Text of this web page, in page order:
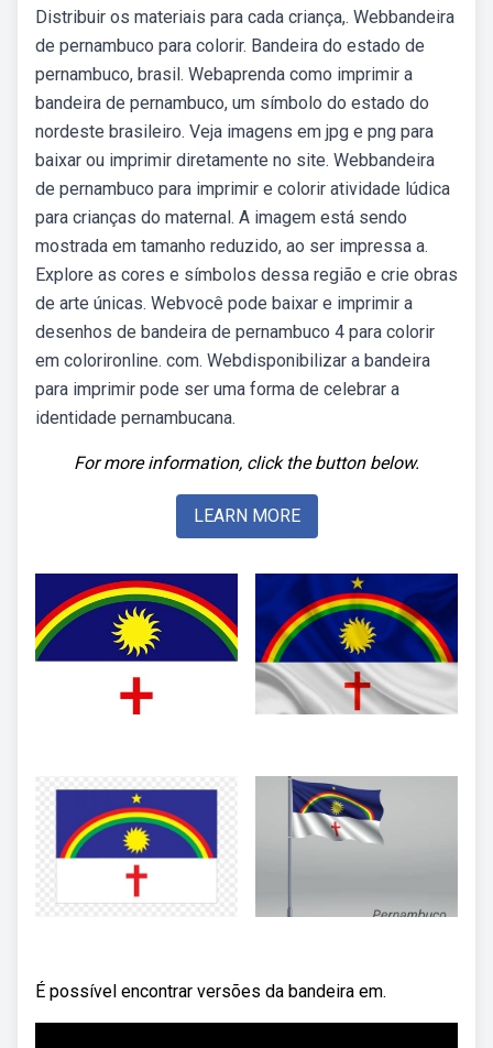
Distribuir os materiais para cada criança,. Webbandeira
de pernambuco para colorir. Bandeira do estado de
pernambuco, brasil. Webaprenda como imprimir a
bandeira de pernambuco, um símbolo do estado do
nordeste brasileiro. Veja imagens em jpg e png para
baixar ou imprimir diretamente no site. Webbandeira
de pernambuco para imprimir e colorir atividade lúdica
para crianças do maternal. A imagem está sendo
mostrada em tamanho reduzido, ao ser impressa a.
Explore as cores e símbolos dessa região e crie obras
de arte únicas. Webvocê pode baixar e imprimir a
desenhos de bandeira de pernambuco 4 para colorir
em colorironline. com. Webdisponibilizar a bandeira
para imprimir pode ser uma forma de celebrar a
identidade pernambucana.
For more information, click the button below.
LEARN MORE
É possível encontrar versões da bandeira em.